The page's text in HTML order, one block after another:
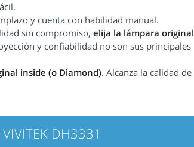
y cuenta con habilidad manual.
sin compromiso, elija la lámpara original
y confiabilidad no son sus principales
inside (o Diamond). Alcanza la calidad de
DH3331